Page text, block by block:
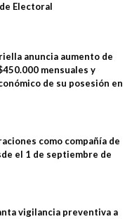
Electoral
anuncia aumento de
mensuales y
de su posesión en
como compañía de
el 1 de septiembre de
vigilancia preventiva a